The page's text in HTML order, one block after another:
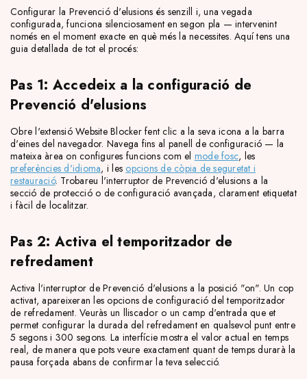
Configurar la Prevenció d'elusions és senzill i, una vegada
configurada, funciona silenciosament en segon pla — intervenint
només en el moment exacte en què més la necessites. Aquí tens una
guia detallada de tot el procés:
Pas 1: Accedeix a la configuració de
Prevenció d'elusions
Obre l'extensió Website Blocker fent clic a la seva icona a la barra
d'eines del navegador. Navega fins al panell de configuració — la
mateixa àrea on configures funcions com el mode fosc, les
preferències d'idioma, i les opcions de còpia de seguretat i
restauració. Trobareu l'interruptor de Prevenció d'elusions a la
secció de protecció o de configuració avançada, clarament etiquetat
i fàcil de localitzar.
Pas 2: Activa el temporitzador de
refredament
Activa l'interruptor de Prevenció d'elusions a la posició "on". Un cop
activat, apareixeran les opcions de configuració del temporitzador
de refredament. Veuràs un lliscador o un camp d'entrada que et
permet configurar la durada del refredament en qualsevol punt entre
5 segons i 300 segons. La interfície mostra el valor actual en temps
real, de manera que pots veure exactament quant de temps durarà la
pausa forçada abans de confirmar la teva selecció.